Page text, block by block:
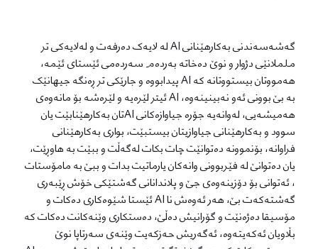
گەشەسەندنی بەکارهێنانی AI لە لایەک دەرفەت و لەلایەکی تر
ململانێی دژوار و نوێ دەخاتە بەردەم سەردەمی ئێستای ئێمە،
هەمووتان بیستووتانە کە AI پیدابووە و جارێکی تر ڕەنگە جیهانێک
بە بێ بوونی ئەو نەبینینەوە، AI ئیتر لێرەیە و لێرەشە بۆ مانەوەی
هەمیشەیی، لەوانەیە جۆرە جیاوازەکانی AIتان بەکارهێنابێت یان
سوود و بەکارهێنانی جیاوازیتان بیستبێت، بواری بەکارهێنانی
فراوانە، بۆنموونە دەتوانێت چات بکات لەگەڵت و ببێت بە هاوڕێت،
یان دەتوانێ لە فێربوونی وانەکان یارماتیت بدات و ببێ بە مامۆستات
، ئەتوانی بۆ دۆزینەوەی جێ و پلاندانانی گەشتێکی خۆش ڕێبەری
گەشتەکەت بێ، هەر ئەوەش نا AI ئێستا شێوەکاری دەکات و
مۆسیقا دەژەنێت و گۆرانیش دەڵێ، دەستکاری وێنەکانت دەکات کە
بڵاویان ئەکەیتەوە، ئەگەریش حەزکەیت وێنەی سەرتاپا نوێ